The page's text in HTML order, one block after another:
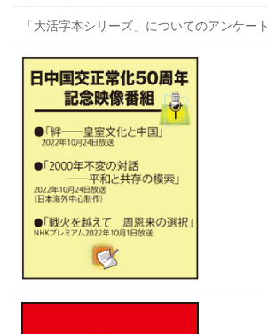
「大活字本シリーズ」についてのアンケート